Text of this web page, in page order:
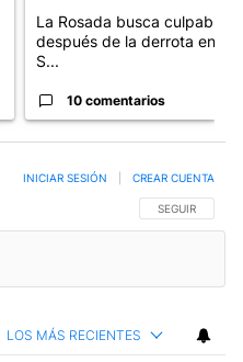
La Rosada busca culpables
después de la derrota en el
S...
10 comentarios
SIGA ESTA
SEGUIR
INICIAR SESIÓN CREAR CUENTA
LOS MÁS RECIENTES